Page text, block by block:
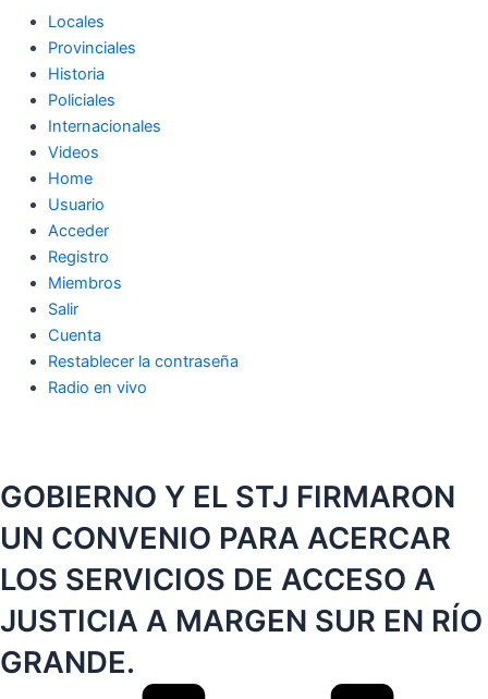
Locales
Provinciales
Historia
Policiales
Internacionales
Videos
Home
Usuario
Acceder
Registro
Miembros
Salir
Cuenta
Restablecer la contraseña
Radio en vivo
GOBIERNO Y EL STJ FIRMARON
UN CONVENIO PARA ACERCAR
LOS SERVICIOS DE ACCESO A
JUSTICIA A MARGEN SUR EN RÍO
GRANDE.